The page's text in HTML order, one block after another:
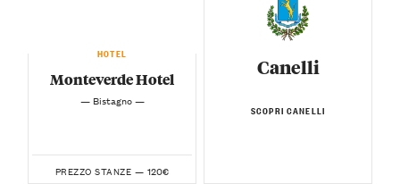
HOTEL
Monteverde Hotel
— Bistagno —
PREZZO STANZE — 120€
Canelli
SCOPRI CANELLI